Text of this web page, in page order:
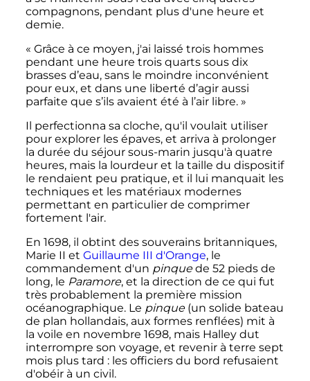
compagnons, pendant plus d'une heure et
demie.
« Grâce à ce moyen, j'ai laissé trois hommes
pendant une heure trois quarts sous dix
brasses d’eau, sans le moindre inconvénient
pour eux, et dans une liberté d’agir aussi
parfaite que s’ils avaient été à l’air libre. »
Il perfectionna sa cloche, qu'il voulait utiliser
pour explorer les épaves, et arriva à prolonger
la durée du séjour sous-marin jusqu'à quatre
heures, mais la lourdeur et la taille du dispositif
le rendaient peu pratique, et il lui manquait les
techniques et les matériaux modernes
permettant en particulier de comprimer
fortement l'air.
En 1698, il obtint des souverains britanniques,
Marie II et Guillaume III d'Orange, le
commandement d'un pinquede 52 pieds de
long, le Paramore, et la direction de ce qui fut
très probablement la première mission
océanographique. Le pinque(un solide bateau
de plan hollandais, aux formes renflées) mit à
la voile en novembre 1698, mais Halley dut
interrompre son voyage, et revenir à terre sept
mois plus tard : les officiers du bord refusaient
d'obéir à un civil.